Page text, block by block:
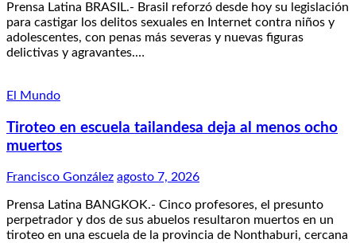
Prensa Latina BRASIL.- Brasil reforzó desde hoy su legislación
para castigar los delitos sexuales en Internet contra niños y
adolescentes, con penas más severas y nuevas figuras
delictivas y agravantes.…
El Mundo
Tiroteo en escuela tailandesa deja al menos ocho
muertos
Francisco González agosto 7, 2026
Prensa Latina BANGKOK.- Cinco profesores, el presunto
perpetrador y dos de sus abuelos resultaron muertos en un
tiroteo en una escuela de la provincia de Nonthaburi, cercana